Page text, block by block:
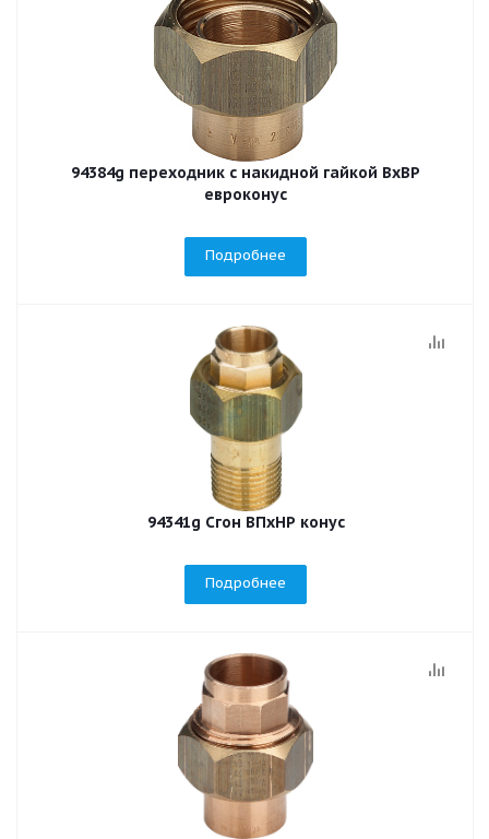
94384g переходник с накидной гайкой ВхВР
евроконус
Подробнее
94341g Сгон ВПхНР конус
Подробнее